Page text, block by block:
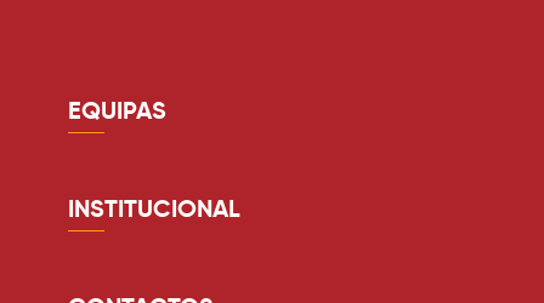
EQUIPAS
Defesa
INSTITUCIONAL